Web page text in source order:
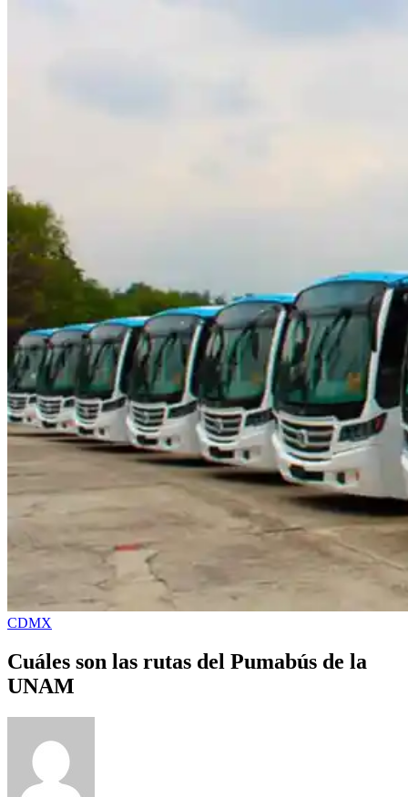
CDMX
Cuáles son las rutas del Pumabús de la
UNAM